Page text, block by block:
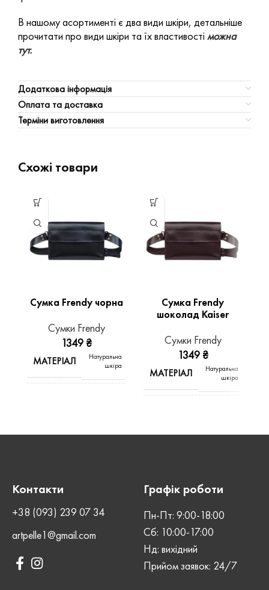
В нашому асортименті є два види шкіри, детальніше
прочитати про види шкіри та їх властивості можна
тут.
Додаткова інформація
Оплата та доставка
Терміни виготовлення
Схожі товари
Сумка Frendy чорна
Сумки Frendy
1349 ₴
МАТЕРІАЛ
Натуральна
шкіра
ШОВ
ЗАСТІБКА
Сумка Frendy
шоколад Kaiser
Сумки Frendy
1349 ₴
МАТЕРІАЛ
Натуральна
шкіра
СТАТЬ Унісекс
ШОВ Машинний
ЗАСТІБКА
Магнітна
Контакти
+38 (093) 239 07 34
artpelle1@gmail.com
Графік роботи
Пн-Пт: 9:00-18:00
Сб: 10:00-17:00
Нд: вихідний
Прийом заявок: 24/7